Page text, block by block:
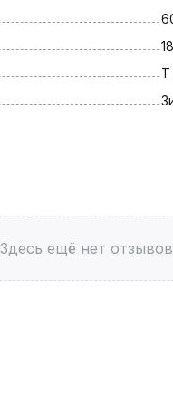
T
Здесь ещё нет